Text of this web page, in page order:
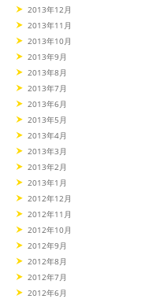
2013年12月
2013年11月
2013年10月
2013年9月
2013年8月
2013年7月
2013年6月
2013年5月
2013年4月
2013年3月
2013年2月
2013年1月
2012年12月
2012年11月
2012年10月
2012年9月
2012年8月
2012年7月
2012年6月